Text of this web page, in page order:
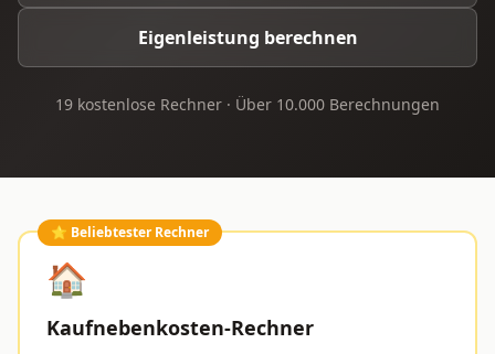
Eigenleistung berechnen
19 kostenlose Rechner · Über 10.000 Berechnungen
⭐ Beliebtester Rechner
🏠
Kaufnebenkosten-Rechner